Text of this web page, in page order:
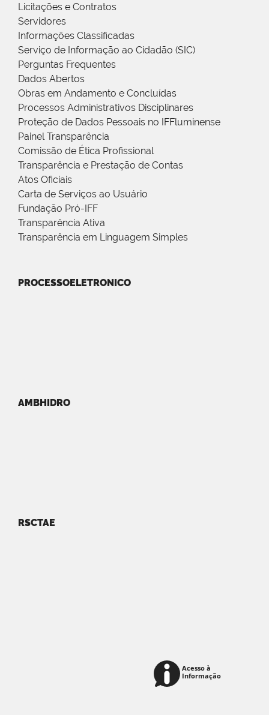
Licitações e Contratos
Servidores
Informações Classificadas
Serviço de Informação ao Cidadão (SIC)
Perguntas Frequentes
Dados Abertos
Obras em Andamento e Concluídas
Processos Administrativos Disciplinares
Proteção de Dados Pessoais no IFFluminense
Painel Transparência
Comissão de Ética Profissional
Transparência e Prestação de Contas
Atos Oficiais
Carta de Serviços ao Usuário
Fundação Pró-IFF
Transparência Ativa
Transparência em Linguagem Simples
PROCESSOELETRONICO
AMBHIDRO
RSCTAE